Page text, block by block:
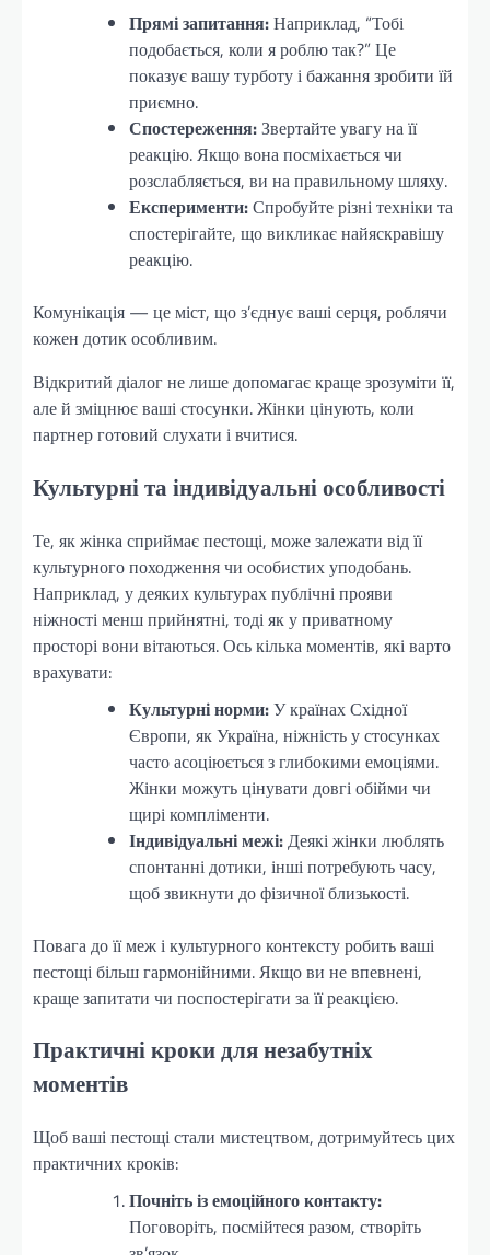
Прямі запитання:Наприклад, “Тобі
подобається, коли я роблю так?” Це
показує вашу турботу і бажання зробити їй
приємно.
Спостереження:Звертайте увагу на її
реакцію. Якщо вона посміхається чи
розслабляється, ви на правильному шляху.
Експерименти:Спробуйте різні техніки та
спостерігайте, що викликає найяскравішу
реакцію.
Комунікація — це міст, що з’єднує ваші серця, роблячи
кожен дотик особливим.
Відкритий діалог не лише допомагає краще зрозуміти її,
але й зміцнює ваші стосунки. Жінки цінують, коли
партнер готовий слухати і вчитися.
Культурні та індивідуальні особливості
Те, як жінка сприймає пестощі, може залежати від її
культурного походження чи особистих уподобань.
Наприклад, у деяких культурах публічні прояви
ніжності менш прийнятні, тоді як у приватному
просторі вони вітаються. Ось кілька моментів, які варто
врахувати:
Культурні норми:У країнах Східної
Європи, як Україна, ніжність у стосунках
часто асоціюється з глибокими емоціями.
Жінки можуть цінувати довгі обійми чи
щирі компліменти.
Індивідуальні межі:Деякі жінки люблять
спонтанні дотики, інші потребують часу,
щоб звикнути до фізичної близькості.
Повага до її меж і культурного контексту робить ваші
пестощі більш гармонійними. Якщо ви не впевнені,
краще запитати чи поспостерігати за її реакцією.
Практичні кроки для незабутніх
моментів
Щоб ваші пестощі стали мистецтвом, дотримуйтесь цих
практичних кроків:
Почніть із емоційного контакту:
Поговоріть, посмійтеся разом, створіть